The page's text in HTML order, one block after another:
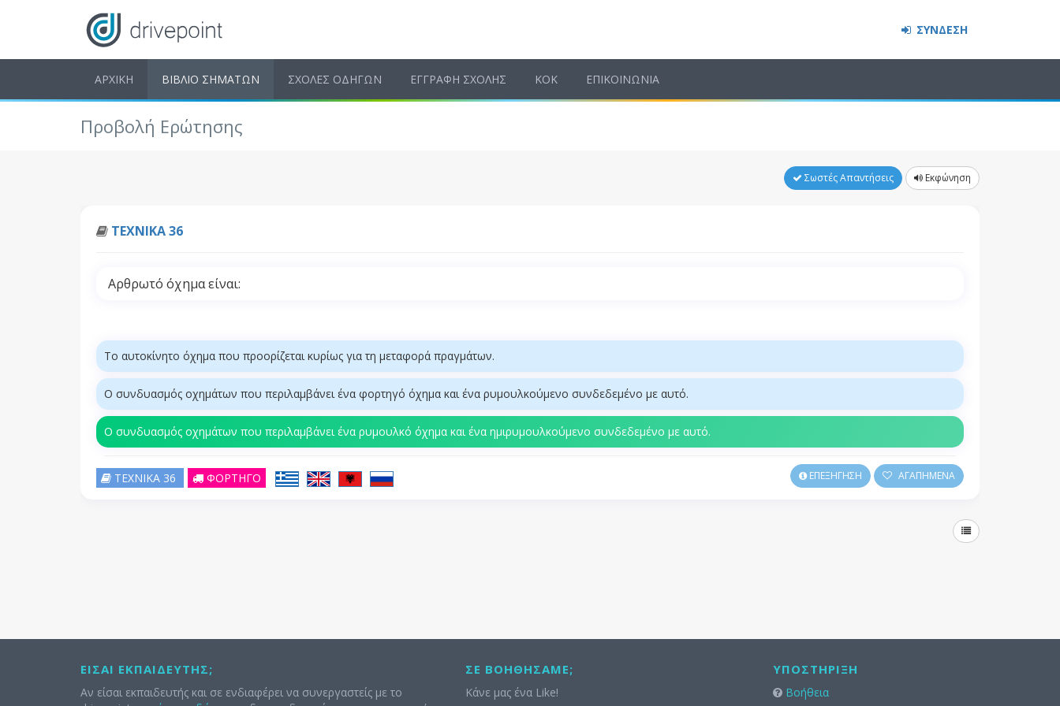
ΣΥΝΔΕΣΗ
ΑΡΧΙΚΗ ΒΙΒΛΙΟ ΣΗΜΑΤΩΝ ΣΧΟΛΕΣ ΟΔΗΓΩΝ ΕΓΓΡΑΦΗ ΣΧΟΛΗΣ ΚΟΚ ΕΠΙΚΟΙΝΩΝΙΑ
Προβολή Ερώτησης
Σωστές Απαντήσεις Εκφώνηση
ΤΕΧΝΙΚΑ 36
Αρθρωτό όχημα είναι:
Το αυτοκίνητο όχημα που προορίζεται κυρίως για τη μεταφορά πραγμάτων.
Ο συνδυασμός οχημάτων που περιλαμβάνει ένα φορτηγό όχημα και ένα ρυμουλκούμενο συνδεδεμένο με αυτό.
Ο συνδυασμός οχημάτων που περιλαμβάνει ένα ρυμουλκό όχημα και ένα ημιρυμουλκούμενο συνδεδεμένο με αυτό.
ΤΕΧΝΙΚΑ 36 ΦΟΡΤΗΓΟ ΕΠΕΞΗΓΗΣΗ ΑΓΑΠΗΜΕΝΑ
ΕΊΣΑΙ ΕΚΠΑΙΔΕΥΤΉΣ;
Αν είσαι εκπαιδευτής και σε ενδιαφέρει να συνεργαστείς με το
ΣΕ ΒΟΗΘΉΣΑΜΕ;
Κάνε μας ένα Like!
ΥΠΟΣΤΉΡΙΞΗ
Βοήθεια